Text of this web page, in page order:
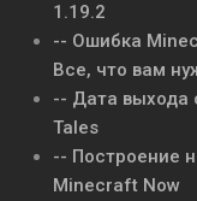
1.19.2
-- Ошибка
Все, что вам
-- Дата выхода
Tales
-- Построение
Minecraft Now